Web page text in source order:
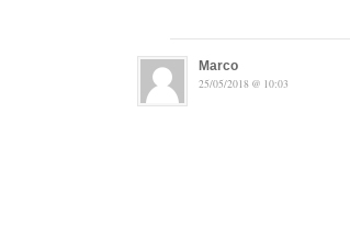
Marco
25/05/2018 @ 10:03